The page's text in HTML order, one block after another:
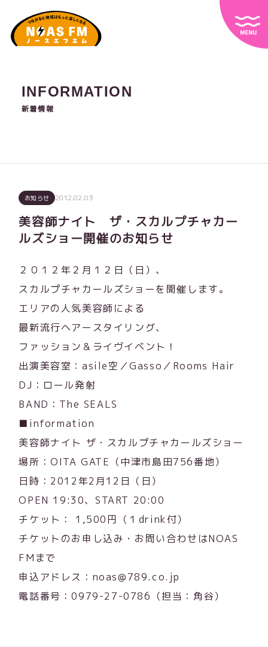
INFORMATION
新着情報
お知らせ 2012.02.03
美容師ナイト ザ・スカルプチャカー
ルズショー開催のお知らせ
２０１２年２月１２日（日）、
スカルプチャカールズショーを開催します。
エリアの人気美容師による
最新流行ヘアースタイリング、
ファッション＆ライヴイベント！
出演美容室：asile空／Gasso／Rooms Hair
DJ：ロール発射
BAND：The SEALS
■information
美容師ナイト ザ・スカルプチャカールズショー
場所：OITA GATE（中津市島田756番地）
日時：2012年2月12日（日）
OPEN 19:30、START 20:00
チケット： 1,500円（１drink付）
チケットのお申し込み・お問い合わせはNOAS
FMまで
申込アドレス：noas@789.co.jp
電話番号：0979-27-0786（担当：角谷）